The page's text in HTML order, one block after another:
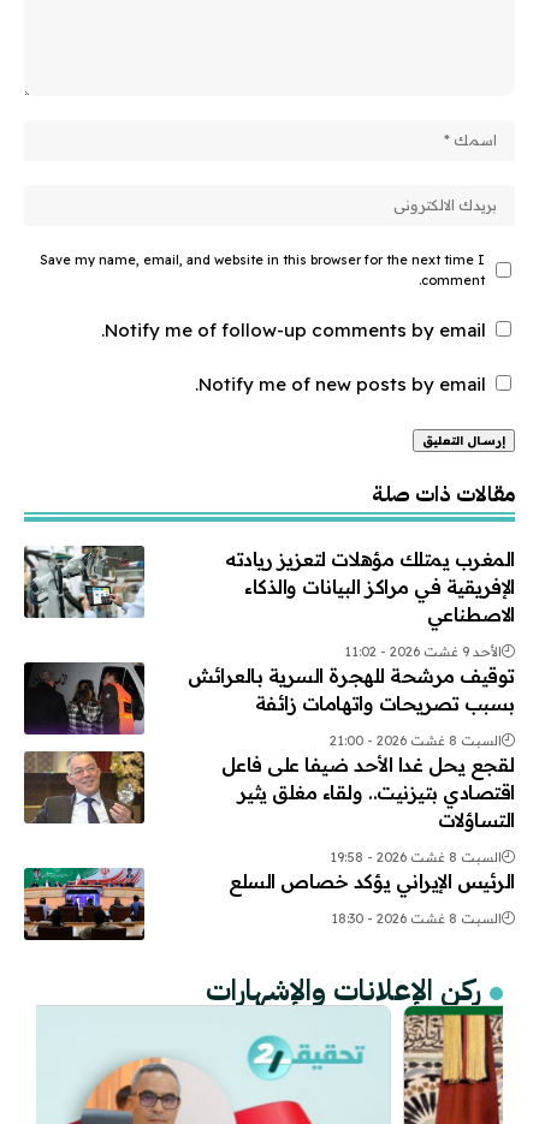
Save my name, email, and website in this browser for the next time I
comment.
Notify me of follow-up comments by email.
Notify me of new posts by email.
مقالات ذات صلة
المغرب يمتلك مؤهلات لتعزيز ريادته
الإفريقية في مراكز البيانات والذكاء
الاصطناعي
الأحد 9 غشت 2026 - 11:02
توقيف مرشحة للهجرة السرية بالعرائش
بسبب تصريحات واتهامات زائفة
السبت 8 غشت 2026 - 21:00
لقجع يحل غدا الأحد ضيفا على فاعل
اقتصادي بتيزنيت.. ولقاء مغلق يثير
التساؤلات
السبت 8 غشت 2026 - 19:58
الرئيس الإيراني يؤكد خصاص السلع
السبت 8 غشت 2026 - 18:30
ركن الإعلانات والإشهارات